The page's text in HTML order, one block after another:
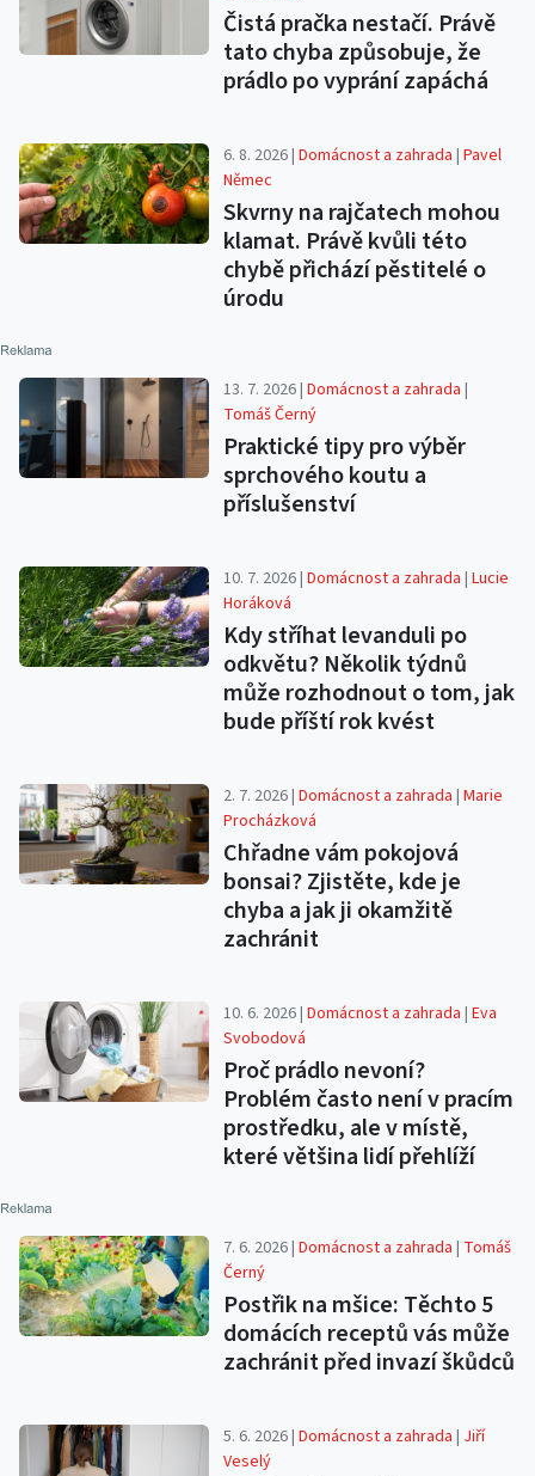
Čistá pračka nestačí. Právě
tato chyba způsobuje, že
prádlo po vyprání zapáchá
6. 8. 2026 |Domácnost a zahrada |Pavel
Němec
Skvrny na rajčatech mohou
klamat. Právě kvůli této
chybě přichází pěstitelé o
úrodu
13. 7. 2026 |Domácnost a zahrada |
Tomáš Černý
Praktické tipy pro výběr
sprchového koutu a
příslušenství
10. 7. 2026 |Domácnost a zahrada |Lucie
Horáková
Kdy stříhat levanduli po
odkvětu? Několik týdnů
může rozhodnout o tom, jak
bude příští rok kvést
2. 7. 2026 |Domácnost a zahrada |Marie
Procházková
Chřadne vám pokojová
bonsai? Zjistěte, kde je
chyba a jak ji okamžitě
zachránit
10. 6. 2026 |Domácnost a zahrada |Eva
Svobodová
Proč prádlo nevoní?
Problém často není v pracím
prostředku, ale v místě,
které většina lidí přehlíží
7. 6. 2026 |Domácnost a zahrada | Tomáš
Černý
Postřik na mšice: Těchto 5
domácích receptů vás může
zachránit před invazí škůdců
5. 6. 2026 |Domácnost a zahrada | Jiří
Veselý